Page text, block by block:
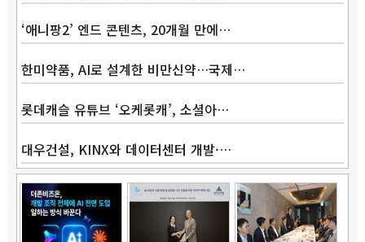
‘애니팡2’ 엔드 콘텐츠, 20개월 만에…
한미약품, AI로 설계한 비만신약…국제…
롯데캐슬 유튜브 ‘오케롯캐’, 소셜아…
대우건설, KINX와 데이터센터 개발·…